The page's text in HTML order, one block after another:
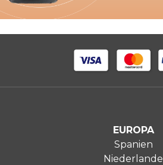
EUROPA
Spanien
Niederlande